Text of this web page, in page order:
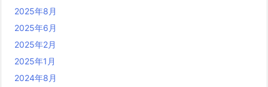
2025年8月
2025年6月
2025年2月
2025年1月
2024年8月